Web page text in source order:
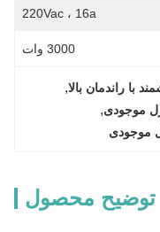
220Vac ، 16a
3000 وات
,
,
توضیح محصول